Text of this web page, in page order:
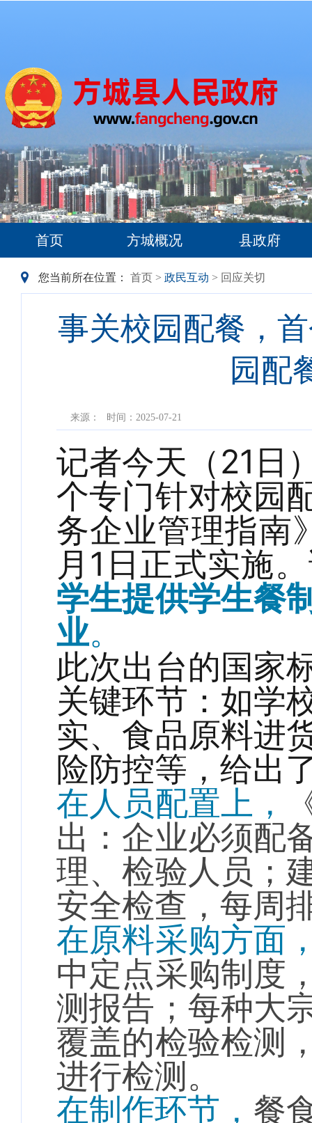
首页 方城概况 县政府
您当前所在位置： 首页 > 政民互动 > 回应关切
事关校园配餐，
园配
来源： 时间：2025-07-21
记者今天（21日
个专门针对校园
务企业管理指南
月1日正式实施
学生提供学生餐
业。
此次出台的国家
关键环节：如学
实、食品原料进
险防控等，给出
在人员配置上，
出：企业必须配
理、检验人员；
安全检查，每周
在原料采购方面
中定点采购制度
测报告；每种大
覆盖的检验检测
进行检测。
在制作环节， 餐